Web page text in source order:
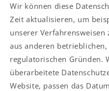
Wir können diese
Zeit aktualisieren, um
unserer
aus anderen
regulatorischen Gründen.
überarbeitete
Website, passen das